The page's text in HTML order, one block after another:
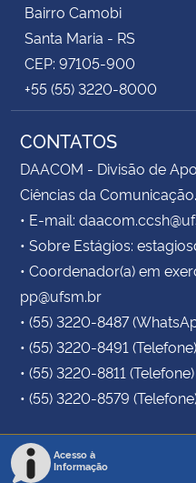
Bairro Camobi
Santa Maria - RS
CEP: 97105-900
+55 (55) 3220-8000
CONTATOS
DAACOM - Divisão de
Ciências da Comunicação.
• E-mail:
• Sobre Estágios:
• Coordenador(a) em
pp@ufsm.br
• (55) 3220-8487
• (55) 3220-8491 (Telefone)
• (55) 3220-8811 (Telefone)
• (55) 3220-8579
Acesso à
Informação